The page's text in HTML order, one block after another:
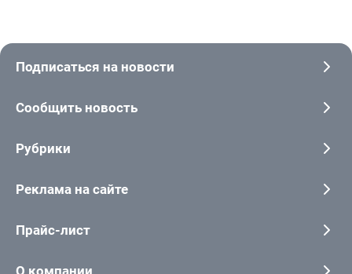
Подписаться на новости
Сообщить новость
Рубрики
Реклама на сайте
Прайс-лист